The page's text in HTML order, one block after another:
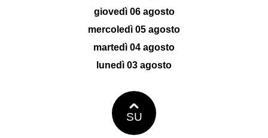
giovedì 06 agosto
mercoledì 05 agosto
martedì 04 agosto
lunedì 03 agosto
SU